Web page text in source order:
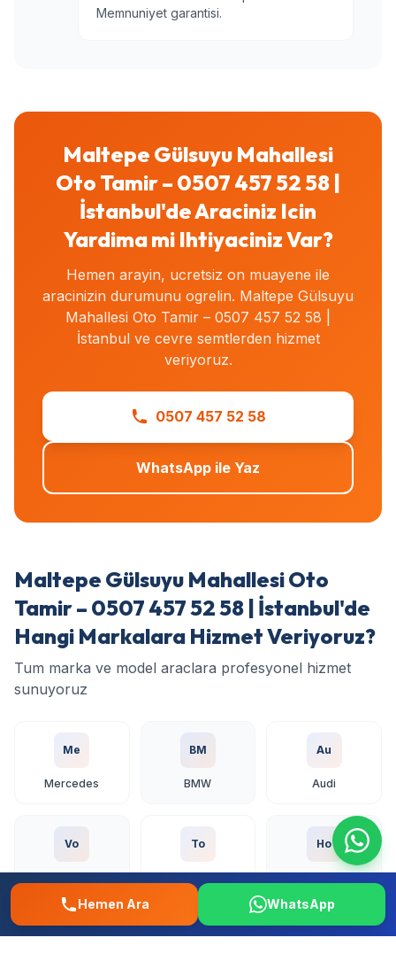
Memnuniyet garantisi.
Maltepe Gülsuyu Mahallesi
Oto Tamir – 0507 457 52 58 |
İstanbul'de Araciniz Icin
Yardima mi Ihtiyaciniz Var?
Hemen arayin, ucretsiz on muayene ile
aracinizin durumunu ogrelin. Maltepe Gülsuyu
Mahallesi Oto Tamir – 0507 457 52 58 |
İstanbul ve cevre semtlerden hizmet
veriyoruz.
0507 457 52 58
WhatsApp ile Yaz
Maltepe Gülsuyu Mahallesi Oto
Tamir – 0507 457 52 58 | İstanbul'de
Hangi Markalara Hizmet Veriyoruz?
Tum marka ve model araclara profesyonel hizmet
sunuyoruz
Me
Mercedes
BM
BMW
Au
Audi
Vo To Ho
Fo Re Fi
Hemen Ara WhatsApp